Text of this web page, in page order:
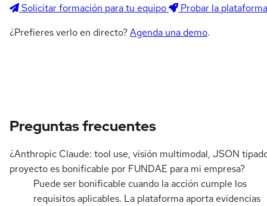
Solicitar formación para tu equipo
Probar la plataforma
¿Prefieres verlo en directo?Agenda una demo.
Preguntas frecuentes
¿Anthropic Claude: tool use, visión multimodal, JSON
proyecto es bonificable por FUNDAE para mi empresa?
Puede ser bonificable cuando la acción cumple los
requisitos aplicables. La plataforma aporta evidencias